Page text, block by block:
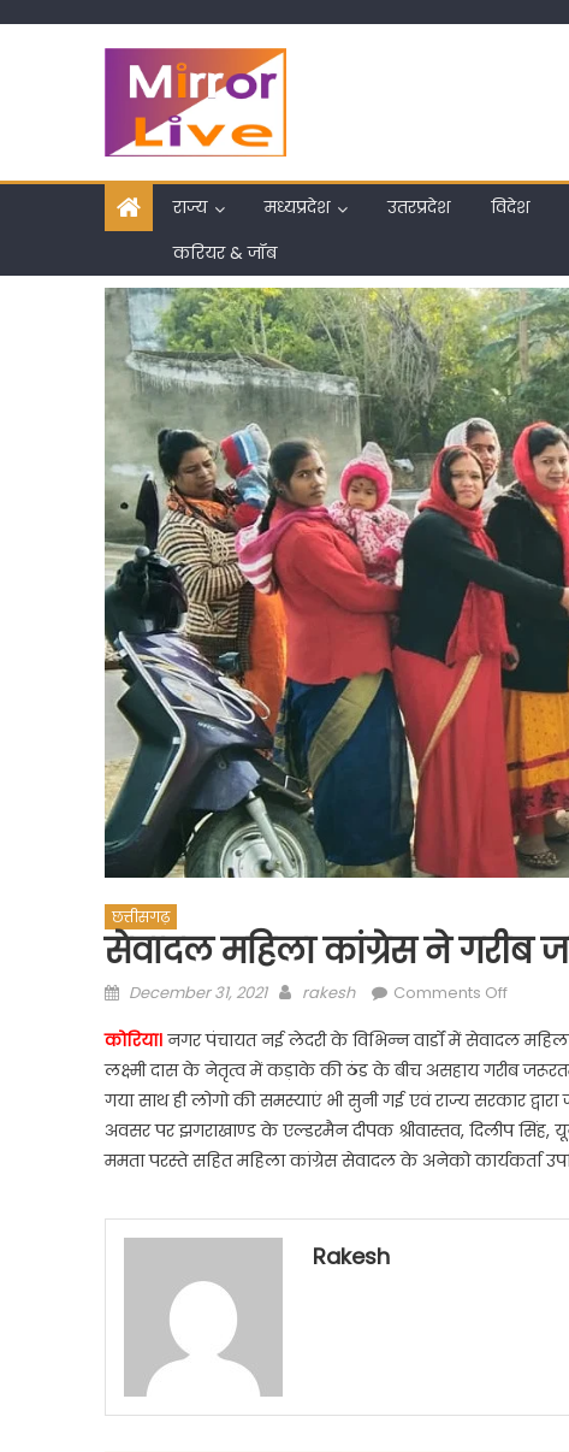
राज्य मध्यप्रदेश उतरप्रदेश विदेश
करियर & जॉब
छत्तीसगढ़
सेवादल महिला कांग्रेस ने गरीब
Posted
December 31, 2021 Author
rakesh Comments Offon
महिला
कांग्रेस
ने
गरीब
कोरिया। नगर पंचायत नई लेदरी के विभिन्न वार्डों में सेवादल
लक्ष्मी दास के नेतृत्व में कड़ाके की ठंड के बीच असहाय गरीब
गया साथ ही लोगो की समस्याएं भी सुनी गई एवं राज्य सरकार
अवसर पर झगराखाण्ड के एल्डरमैन दीपक श्रीवास्तव, दिलीप
ममता परस्ते सहित महिला कांग्रेस सेवादल के अनेको कार्यकर्ता
Rakesh